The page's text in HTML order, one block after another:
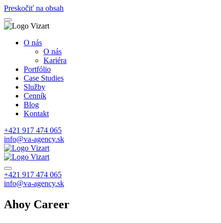
Preskočiť na obsah
O nás
O nás
Kariéra
Portfólio
Case Studies
Služby
Cenník
Blog
Kontakt
+421 917 474 065
info@va-agency.sk
+421 917 474 065
info@va-agency.sk
Ahoy Career